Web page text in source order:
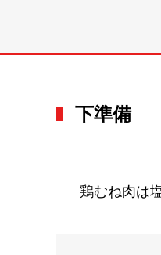
下準備
鶏むね肉は